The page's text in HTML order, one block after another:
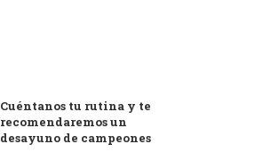
Cuéntanos tu rutina y te
recomendaremos un
desayuno de campeones